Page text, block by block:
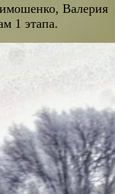
Валерия
1 этапа.